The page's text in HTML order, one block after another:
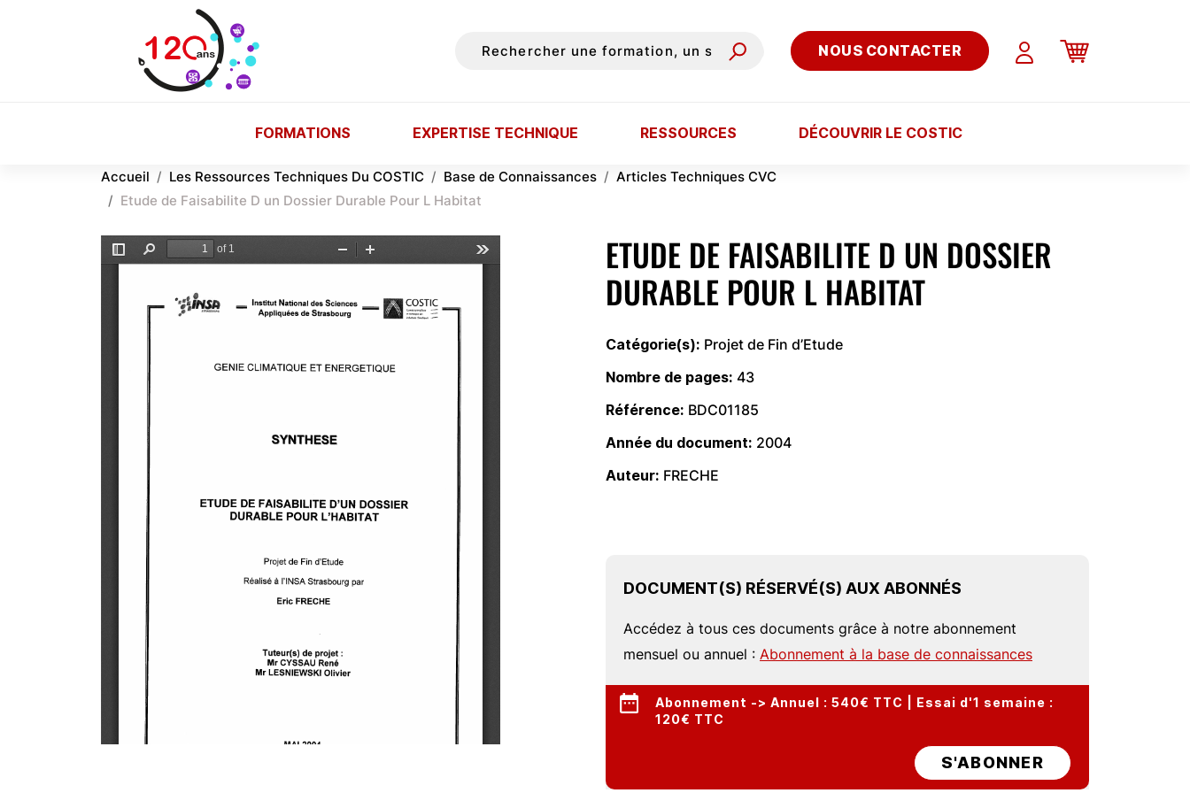
NOUS CONTACTER
FORMATIONS EXPERTISE TECHNIQUE RESSOURCES DÉCOUVRIR LE COSTIC
Accueil Les Ressources Techniques Du COSTIC Base de Connaissances
Articles Techniques CVC
Etude de Faisabilite D un Dossier Durable Pour L Habitat
ETUDE DE FAISABILITE D UN DOSSIER
DURABLE POUR L HABITAT
Catégorie(s) Projet de Fin d’Etude
Nombre de pages 43
Référence BDC01185
Année du document 2004
Auteur FRECHE
DOCUMENT(S) RÉSERVÉ(S) AUX ABONNÉS
Accédez à tous ces documents grâce à notre abonnement
mensuel ou annuel : Abonnement à la base de connaissances
Abonnement -> Annuel : 540€ TTC | Essai d'1 semaine :
120€ TTC
S'ABONNER